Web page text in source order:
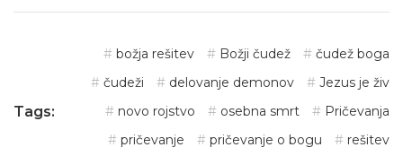
Tags:
božja rešitev Božji čudež
čudež boga
čudeži
delovanje demonov
Jezus je živ
novo rojstvo
osebna smrt
Pričevanja
pričevanje
pričevanje o bogu
rešitev